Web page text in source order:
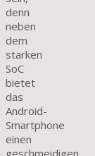
denn
neben
dem
starken
SoC
bietet
das
Android-
Smartphone
einen
geschmeidigen